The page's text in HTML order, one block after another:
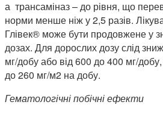
а трансаміназ – до рівня, що
норми менше ніж у 2,5 разів.
Глівек® може бути продовжене у
дозах. Для дорослих дозу слід
мг/добу або від 600 до 400 мг/
до 260 мг/м2 на добу.
Гематологічні побічні ефекти